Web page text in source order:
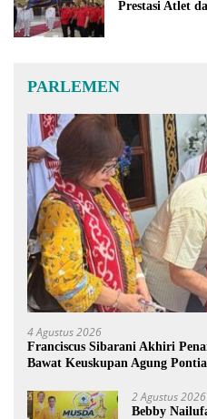
Prestasi Atlet
PARLEMEN
4 Agustus 2026
Franciscus Sibarani Akhiri
Bawat Keuskupan Agung
2 Agustus 2026
Bebby